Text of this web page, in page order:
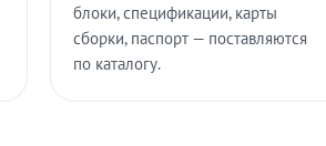
блоки, спецификации, карты
сборки, паспорт — поставляются
по каталогу.